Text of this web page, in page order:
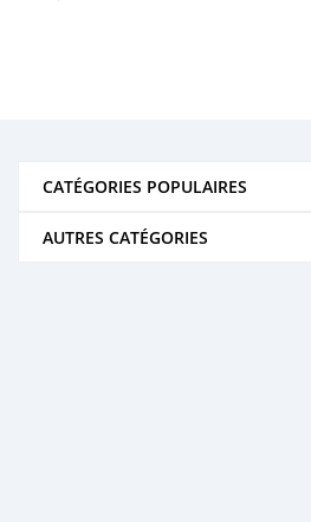
CATÉGORIES POPULAIRES
AUTRES CATÉGORIES